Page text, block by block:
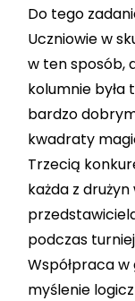
Do tego
Uczniowie w
w ten sposób,
kolumnie była
bardzo
kwadraty
Trzecią
każda z
podczas
Współpraca
myślenie